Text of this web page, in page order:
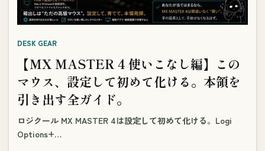
DESK GEAR
【MX MASTER 4 使いこなし編】この
マウス、設定して初めて化ける。本領を
引き出す全ガイド。
ロジクール MX MASTER 4は設定して初めて化ける。Logi
Options+…